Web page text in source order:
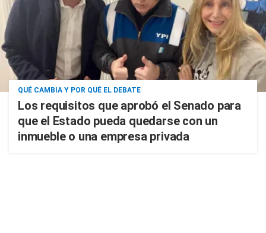
QUÉ CAMBIA Y POR QUÉ EL DEBATE
Los requisitos que aprobó el Senado para
que el Estado pueda quedarse con un
inmueble o una empresa privada